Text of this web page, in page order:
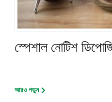
স্পেশাল নোটিশ
আরও পড়ুন